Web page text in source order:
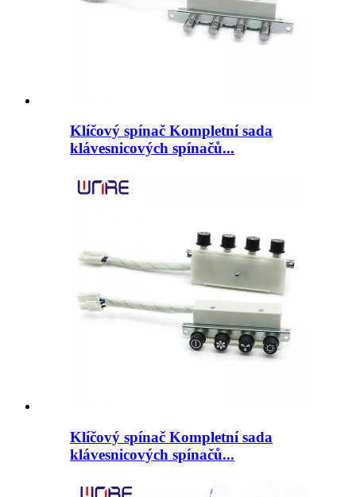
Klíčový spínač Kompletní sada
klávesnicových spínačů...
Klíčový spínač Kompletní sada
klávesnicových spínačů...